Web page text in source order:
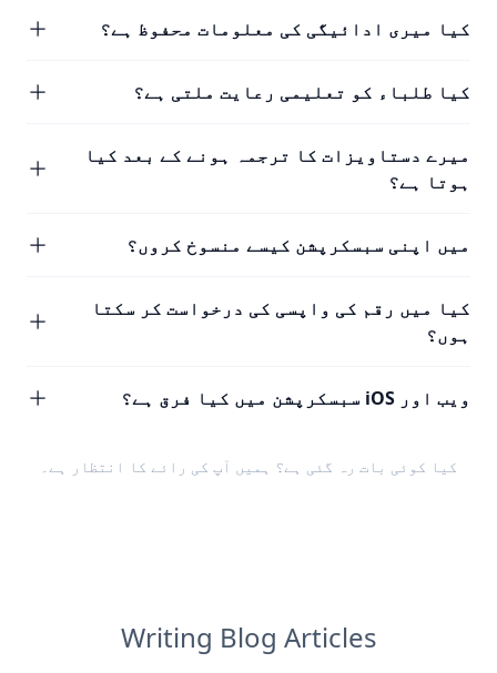
کیا میری ادائیگی کی معلومات محفوظ ہے؟
کیا طلباء کو تعلیمی رعایت ملتی ہے؟
میرے دستاویزات کا ترجمہ ہونے کے بعد کیا
ہوتا ہے؟
میں اپنی سبسکرپشن کیسے منسوخ کروں؟
کیا میں رقم کی واپسی کی درخواست کر سکتا
ہوں؟
ویب اور iOS سبسکرپشن میں کیا فرق ہے؟
کیا کوئی بات رہ گئی ہے؟ ہمیں آپ کی رائے کا انتظار ہے۔
Writing Blog Articles